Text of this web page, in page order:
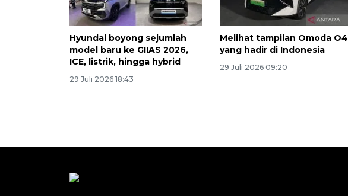
Hyundai boyong sejumlah
model baru ke GIIAS 2026,
ICE, listrik, hingga hybrid
29 Juli 2026 18:43
Melihat tampilan Omoda O4
yang hadir di Indonesia
29 Juli 2026 09:20